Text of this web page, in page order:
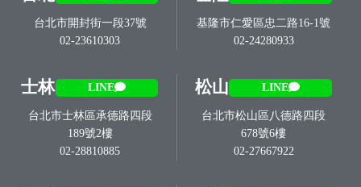
台北市開封街一段37號
02-23610303
基隆市仁愛區忠二路16-1號
02-24280933
士林 LINE
台北市士林區承德路四段
189號2樓
02-28810885
松山 LINE
台北市松山區八德路四段
678號6樓
02-27667922